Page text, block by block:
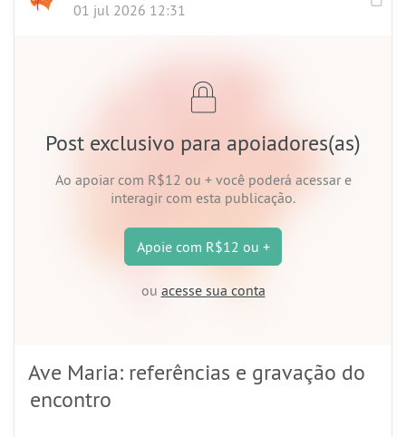
01 jul 2026 12:31
Post exclusivo para apoiadores(as)
Ao apoiar com R$12 ou +você poderá acessar e
interagir com esta publicação.
Apoie com R$12 ou +
ou acesse sua conta
Ave Maria: referências e gravação do
encontro